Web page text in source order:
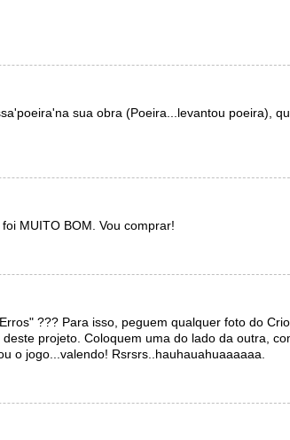
sua obra (Poeira...levantou poeira),
MUITO BOM. Vou comprar!
??? Para isso, peguem qualquer foto do
projeto. Coloquem uma do lado da outra,
o jogo...valendo! Rsrsrs..hauhauahuaaaaaa.